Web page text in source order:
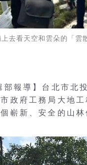
去看天空和雲朵的「雲
部報導】台北市北
政府工務局大地
嶄新、安全的山林